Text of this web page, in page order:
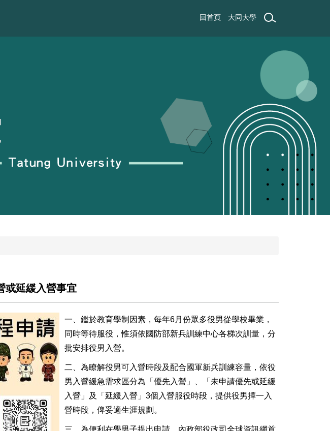
回首頁 大同大學
或延緩入營事宜
一、鑑於教育學制因素，每年6月份眾多役男從學校畢業，
同時等待服役，惟須依國防部新兵訓練中心各梯次訓量，分
批安排役男入營。
二、為瞭解役男可入營時段及配合國軍新兵訓練容量，依役
男入營緩急需求區分為「優先入營」、「未申請優先或延緩
入營」及「延緩入營」3個入營服役時段，提供役男擇一入
營時段，俾妥適生涯規劃。
三、為便利在學男子提出申請，內政部役政司全球資訊網首